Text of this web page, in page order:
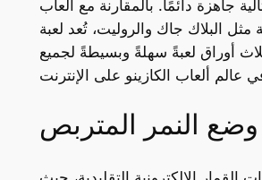
جاهزة دائمًا. بالمقارنة مع ألعاب
مثل البلاك جاك والروليت، تُعد لعبة
أوراق لعبةً سهلةً وبسيطةً لجميع
وضع النمر المتربص